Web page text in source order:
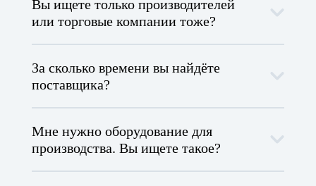
Вы ищете только производителей
или торговые компании тоже?
За сколько времени вы найдёте
поставщика?
Мне нужно оборудование для
производства. Вы ищете такое?